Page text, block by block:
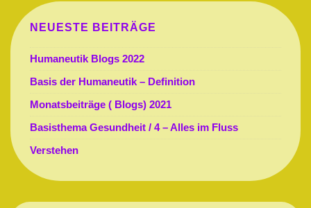
NEUESTE BEITRÄGE
Humaneutik Blogs 2022
Basis der Humaneutik – Definition
Monatsbeiträge ( Blogs) 2021
Basisthema Gesundheit / 4 – Alles im Fluss
Verstehen